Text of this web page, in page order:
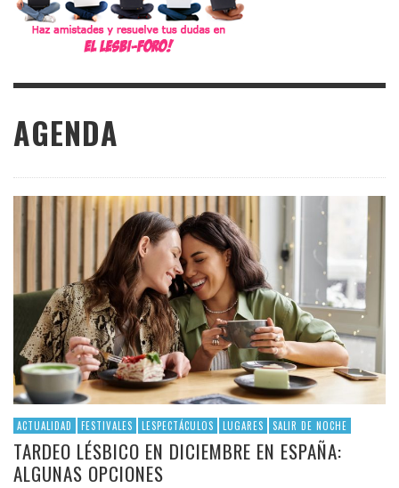
AGENDA
ACTUALIDAD FESTIVALES LESPECTÁCULOS LUGARES SALIR DE NOCHE
TARDEO LÉSBICO EN DICIEMBRE EN ESPAÑA:
ALGUNAS OPCIONES